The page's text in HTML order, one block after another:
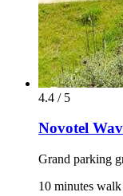
4.4 / 5
Novotel
Grand parking
10 minutes